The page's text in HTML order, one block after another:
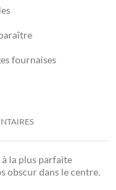
fournaises
la plus parfaite
obscur dans le centre.